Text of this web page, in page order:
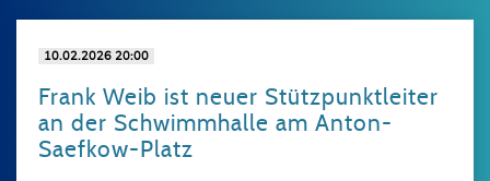
10.02.2026 20:00
Frank Weib ist neuer Stützpunktleiter
an der Schwimmhalle am Anton-
Saefkow-Platz